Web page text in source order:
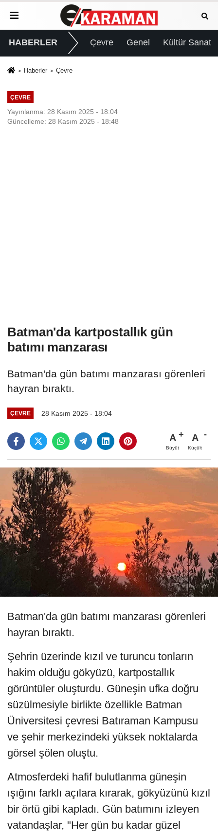
HABERLER Çevre Genel Kültür Sanat
Haberler Çevre
ÇEVRE
Yayınlanma: 28 Kasım 2025 - 18:04
Güncelleme: 28 Kasım 2025 - 18:48
Batman'da kartpostallık gün
batımı manzarası
Batman'da gün batımı manzarası görenleri
hayran bıraktı.
ÇEVRE 28 Kasım 2025 - 18:04
A
Büyüt
A
Küçült
Batman'da gün batımı manzarası görenleri
hayran bıraktı.
Şehrin üzerinde kızıl ve turuncu tonların
hakim olduğu gökyüzü, kartpostallık
görüntüler oluşturdu. Güneşin ufka doğru
süzülmesiyle birlikte özellikle Batman
Üniversitesi çevresi Batıraman Kampusu
ve şehir merkezindeki yüksek noktalarda
görsel şölen oluştu.
Atmosferdeki hafif bulutlanma güneşin
ışığını farklı açılara kırarak, gökyüzünü kızıl
bir örtü gibi kapladı. Gün batımını izleyen
vatandaşlar, "Her gün bu kadar güzel